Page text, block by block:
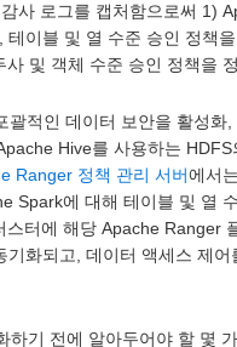
사 로그를 캡처함으로써 1)
이블 및 열 수준 승인 정책
및 객체 수준 승인 정책을
적인 데이터 보안을 활성
Hive를 사용하는
Ranger 정책 관리 서버에서
Spark에 대해 테이블 및 열
터에 해당 Apache Ranger
화되고, 데이터 액세스 제
기 전에 알아두어야 할 몇